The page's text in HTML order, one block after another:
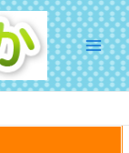
Main
Menu